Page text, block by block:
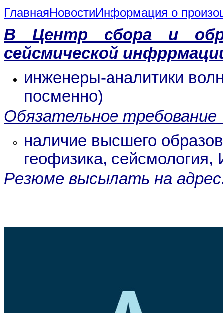
ГлавнаяНовостиИнформация о
В Центр сбора и
сейсмической
инженеры-аналитики
посменно)
Обязательное
наличие высшего
геофизика, сейсмология,
Резюме высылать на